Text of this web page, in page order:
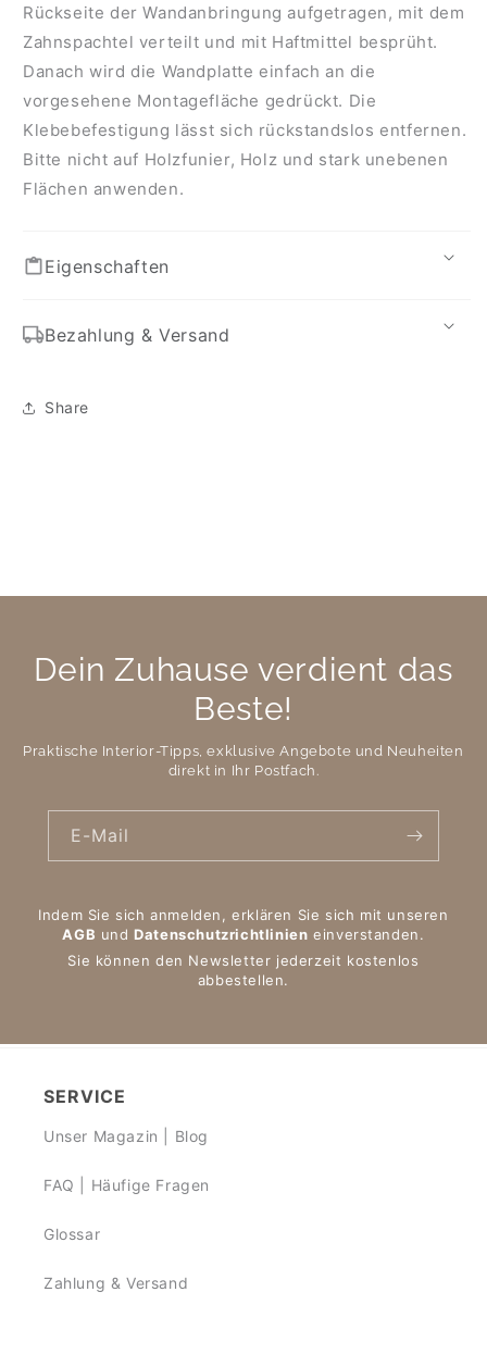
Rückseite der Wandanbringung aufgetragen, mit dem
Zahnspachtel verteilt und mit Haftmittel besprüht.
Danach wird die Wandplatte einfach an die
vorgesehene Montagefläche gedrückt. Die
Klebebefestigung lässt sich rückstandslos entfernen.
Bitte nicht auf Holzfunier, Holz und stark unebenen
Flächen anwenden.
Eigenschaften
Bezahlung & Versand
Share
Dein Zuhause verdient das
Beste!
Praktische Interior-Tipps, exklusive Angebote und Neuheiten
direkt in Ihr Postfach.
E-Mail
Indem Sie sich anmelden, erklären Sie sich mit unseren
AGB undDatenschutzrichtlinien einverstanden.
Sie können den Newsletter jederzeit kostenlos
abbestellen.
SERVICE
Unser Magazin | Blog
FAQ | Häufige Fragen
Glossar
Zahlung & Versand